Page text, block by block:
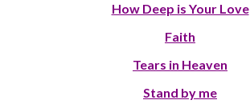
How Deep is Your Love
Faith
Tears in Heaven
Stand by me